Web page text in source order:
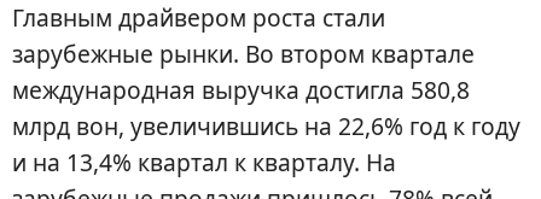
Главным драйвером роста стали
зарубежные рынки. Во втором квартале
международная выручка достигла 580,8
млрд вон, увеличившись на 22,6% год к году
и на 13,4% квартал к кварталу. На